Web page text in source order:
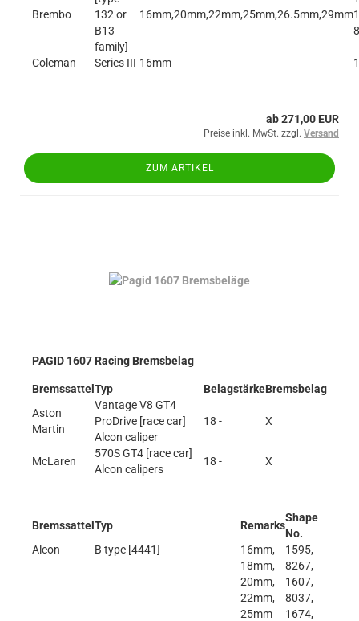
Brembo
132 or
B13
family]
16mm,20mm,22mm,25mm,26.5mm,29mm
Coleman Series III 16mm
ab 271,00 EUR
Preise inkl. MwSt. zzgl. Versand
ZUM ARTIKEL
PAGID 1607 Racing Bremsbelag
Bremssattel Typ BelagstärkeBremsbelag
Aston
Martin
Vantage V8 GT4
ProDrive [race car]
Alcon caliper
18 - X
McLaren
570S GT4 [race car]
Alcon calipers
18 - X
Bremssattel Typ Remarks
Shape
No.
Alcon
B type [4441]
16mm,
18mm,
20mm,
22mm,
25mm
1595,
8267,
1607,
8037,
1674,